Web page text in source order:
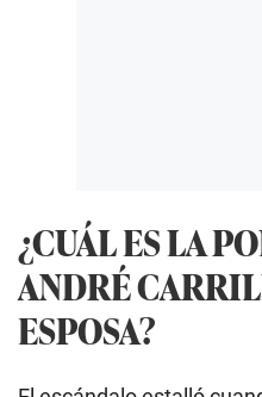
¿CUÁL ES LA
ANDRÉ
ESPOSA?